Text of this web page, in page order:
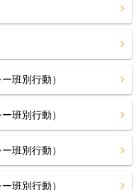
班別行動）
班別行動）
班別行動）
班別行動）